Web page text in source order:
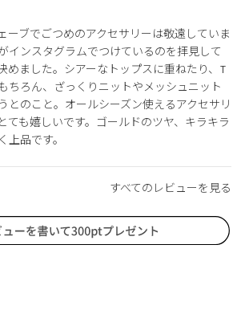
ーブでごつめのアクセサリーは敬遠していま
インスタグラムでつけているのを拝見して
めました。シアーなトップスに重ねたり、T
ちろん、ざっくりニットやメッシュニット
とのこと。オールシーズン使えるアクセサリ
ても嬉しいです。ゴールドのツヤ、キラキラ
上品です。